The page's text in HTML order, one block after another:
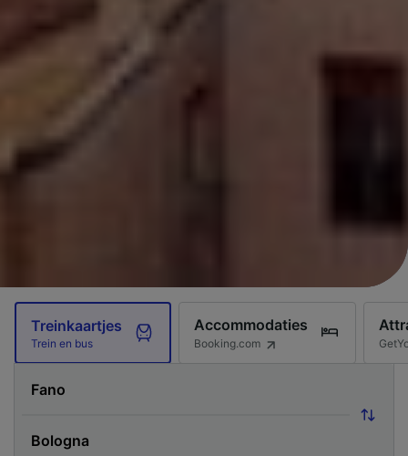
Treinkaartjes
Trein en bus
Accommodaties
Booking.com